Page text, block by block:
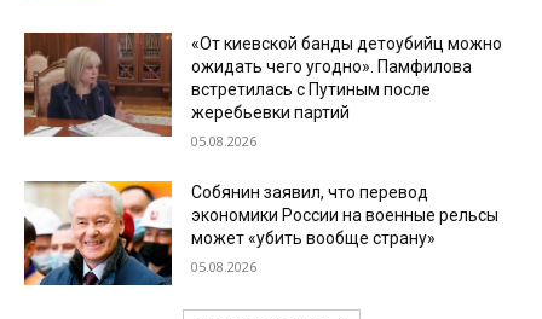
«От киевской банды детоубийц можно
ожидать чего угодно». Памфилова
встретилась с Путиным после
жеребьевки партий
05.08.2026
Собянин заявил, что перевод
экономики России на военные рельсы
может «убить вообще страну»
05.08.2026